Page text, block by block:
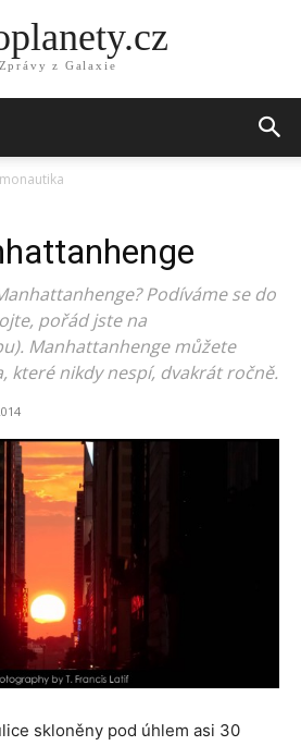
Zprávy z Galaxie
Podíváme se do
pořád jste na
Manhattanhenge můžete
které nikdy nespí, dvakrát ročně.
skloněny pod úhlem asi 30